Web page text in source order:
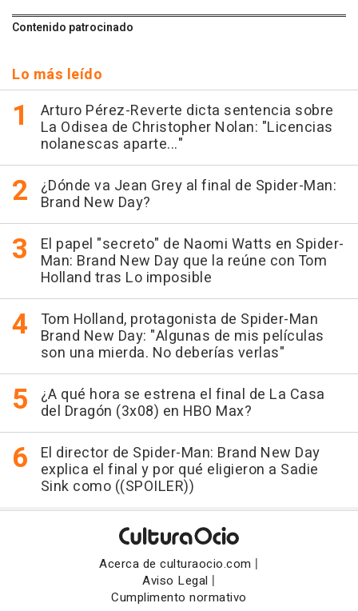
Contenido patrocinado
Lo más leído
Arturo Pérez-Reverte dicta sentencia sobre
La Odisea de Christopher Nolan: "Licencias
nolanescas aparte..."
¿Dónde va Jean Grey al final de Spider-Man:
Brand New Day?
El papel "secreto" de Naomi Watts en Spider-
Man: Brand New Day que la reúne con Tom
Holland tras Lo imposible
Tom Holland, protagonista de Spider-Man
Brand New Day: "Algunas de mis películas
son una mierda. No deberías verlas"
¿A qué hora se estrena el final de La Casa
del Dragón (3x08) en HBO Max?
El director de Spider-Man: Brand New Day
explica el final y por qué eligieron a Sadie
Sink como ((SPOILER))
Acerca de culturaocio.com |
Aviso Legal |
Cumplimento normativo